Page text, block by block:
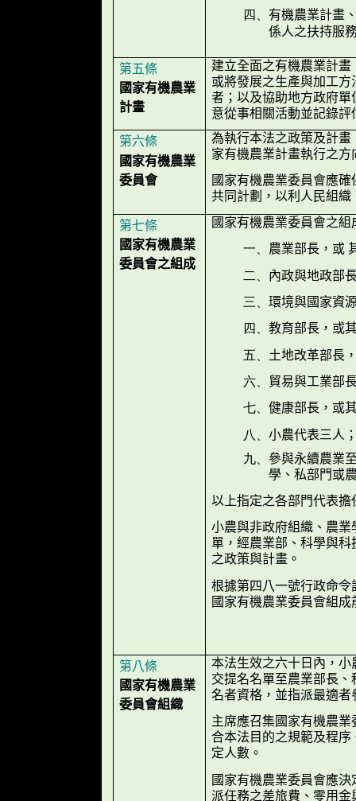
四、 有機農業計畫
係人之扶持服
第五條
國家有機農業
計畫
建立全面之有機農業計
或將發展之生產與加工
者；以及協助地方政府
意從事相關活動並記錄
第六條
國家有機農業
委員會
為執行本法之政策及計
家有機農業計畫執行之
國家有機農業委員會應
共同計劃，以利人民組
第七條
國家有機農業
委員會之組成
國家有機農業委員會之組
一、 農業部長，或
二、 內政與地政部
三、 環境與國家資
四、 教育部長，或
五、 土地改革部長
六、
貿易與工業部
七、 健康部長，或
八、 小農代表三人
九、 參與永續農業
學、私部門或
以上指定之各部門代表
小農與非政府組織、農
單，經農業部、科學與
之政策與計畫。
根據第四八一號行政命
國家有機農業委員會組成
第八條
國家有機農業
委員會組織
本法生效之六十日內，
交提名名單至農業部長
名者資格，並指派最適
主席應召集國家有機農
合本法目的之規範及程
定人數。
國家有機農業委員會應
派任務之差旅費、零用